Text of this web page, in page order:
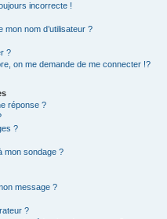
incorrecte !
nom d’utilisateur ?
?
on me demande de me connecter !?
réponse ?
?
mon sondage ?
message ?
?